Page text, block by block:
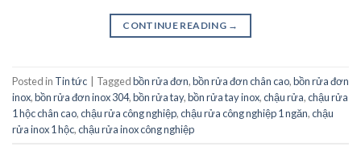
CONTINUE READING →
Posted in Tin tức | Taggedbồn rửa đơn,bồn rửa đơn chân cao,bồn rửa đơn
inox,bồn rửa đơn inox 304,bồn rửa tay,bồn rửa tay inox,chậu rửa,chậu rửa
1 hộc chân cao,chậu rửa công nghiệp,chậu rửa công nghiệp 1 ngăn,chậu
rửa inox 1 hộc,chậu rửa inox công nghiệp